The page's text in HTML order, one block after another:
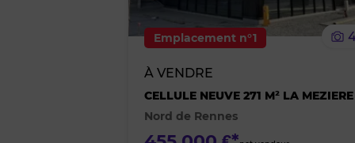
Emplacement n°1
À VENDRE
CELLULE NEUVE 271 M² LA MEZIERE
Nord de Rennes